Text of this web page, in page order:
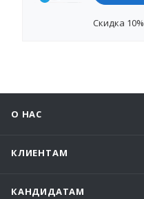
Cкидка 10%
О НАС
КЛИЕНТАМ
КАНДИДАТАМ